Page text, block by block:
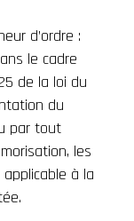
d’ordre :
le cadre
de la loi du
du
par tout
les
à la